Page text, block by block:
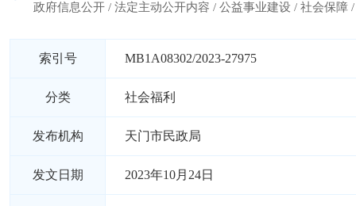
政府信息公开 / 法定主动公开内容 / 公益事业建设 / 社会保障
索引号 MB1A08302/2023-27975
分类 社会福利
发布机构 天门市民政局
发文日期 2023年10月24日